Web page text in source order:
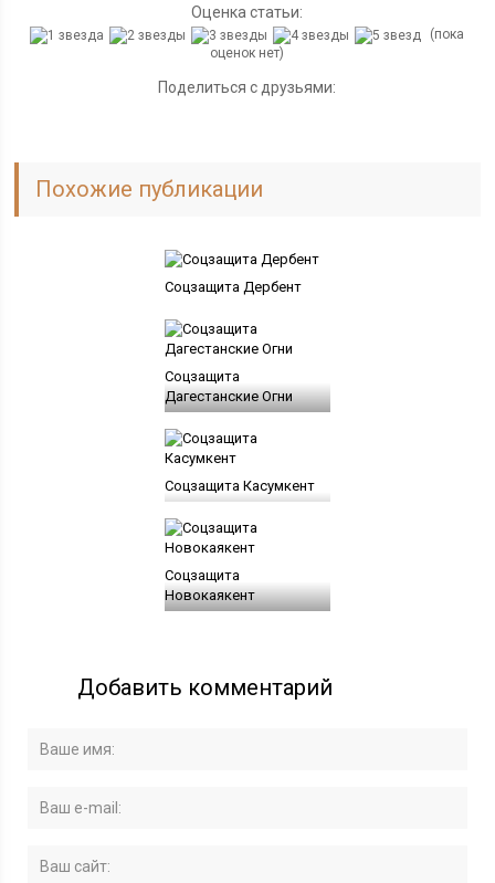
Оценка статьи:
(пока
оценок нет)
Поделиться с друзьями:
Похожие публикации
Соцзащита Дербент
Соцзащита
Дагестанские Огни
Соцзащита Касумкент
Соцзащита
Новокаякент
Добавить комментарий